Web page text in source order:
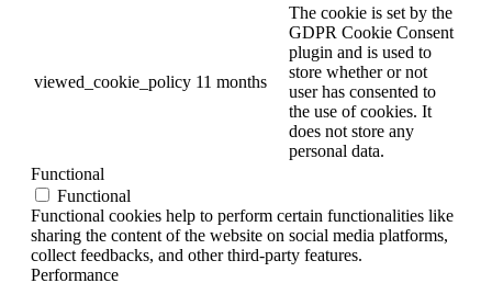
viewed_cookie_policy 11 months
The cookie is set by the
GDPR Cookie Consent
plugin and is used to
store whether or not
user has consented to
the use of cookies. It
does not store any
personal data.
Functional
Functional
Functional cookies help to perform certain functionalities like
sharing the content of the website on social media platforms,
collect feedbacks, and other third-party features.
Performance